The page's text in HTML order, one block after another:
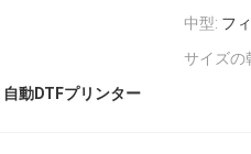
中型: フ
サイズの
自動DTFプリンター